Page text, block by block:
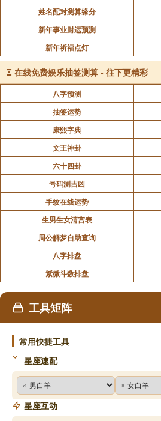
别墅庭院
镇宅化煞为核心：利用泰山石
外部煞气，保护住宅免受冲击。
示例：若庭院外有垃圾场、医
在对着这些地方的外墙边上放置
屏障”。
小区住宅
调和气场为重点：通过泰山石
化解木煞（如窗外大树压迫）或
示例：若住宅东方（震位）缺
纹的泰山石敢当，搭配绿色植物
衡。
声明：部分内容来于网络，如有侵权，请
姓名配对测算缘分
新年事业财运预测
新年祈福点灯
Ξ 在线免费娱乐抽签测算 - 往下更精彩
八字预测
抽签运势
康熙字典
文王神卦
六十四卦
号码测吉凶
手纹在线运势
生男生女清宫表
周公解梦自助查询
八字排盘
紫微斗数排盘
工具矩阵
常用快捷工具
星座速配
星座互动